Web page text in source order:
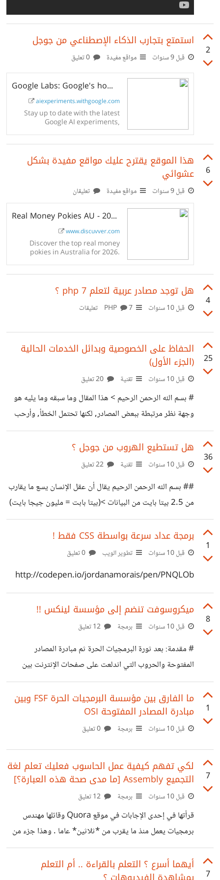
2
استمتع بتجارب الذكاء الإصطناعي من جوجل
قبل 9 سنوات مواقع مفيدة
Google Labs: Google's home for AI experiments
aiexperiments.withgoogle.com
Stay up to date with the latest
Google AI experiments,
innovative tools, and technology.
6
هذا الموقع يقترح عليك مواقع مفيدة بشكل
عشوائي
قبل 9 سنوات مواقع مفيدة تعليقان
Real Money Pokies AU - 2026 Top Casino Sites Ranked
www.discuvver.com
Discover the top real money
pokies in Australia for 2026.
Compare RTPs, bonuses,
4
هل توجد مصادر عربية لتعلم php 7 ؟
قبل 10 سنوات 7 تعليقات
25
الحفاظ على الخصوصية وبدائل الخدمات الحالية
(الجزء اﻷول)
قبل 10 سنوات تقنية
# بسم الله الرحمن الرحيم > هذا المقال وما سبقه وما يليه هو
وجهة نظر مرتبطة ببعض المصادر, لكنها تحتمل الخطأ, وأرحب
بالنقد البناء الذي يفيد القارئ في كل اﻷحوال . ## في الجزء
اﻷول ذكرنا مشكلة الخصوصية وبالتحديد مع استخدام خدمات
دعونا نتفق على بعض اﻷشياء : > من البديهيات أن البرمجيات
عموما تنقسم إلى نوعين : برمجيات مغلقة وبرمجيات مفتوحة
المصدر
36
هل تستطيع الهروب من جوجل ؟
قبل 10 سنوات تقنية
## بسم الله الرحمن الرحيم يقال أن عقل اﻹنسان يسع ما يقارب
من 2.5 بيتا بايت من البيانات >(بيتا بابت = مليون جيجا بايت)
تمتلك جوجل (تقريبا) 15000 بيتا بايت من البيانات , مخزنة
في مراكز بياناتها المتفرقة , أكثر من أي شركة أو منظمة أخرى .
هذه الصورة توضح تلك المقارنة :
على تلك البيانات كلها ؟؟ خدمات جوجل المختلفة تخزن كميات
هائلة من البيانات كل ثانية ... فموقع مثل يوتيوب التابع
1
برمجة عداد سرعة بواسطة CSS فقط !
قبل 10 سنوات تطوير الويب
http://codepen.io/jordanamorais/pen/PNQLOb
8
ميكروسوفت تنضم إلى مؤسسة لينكس !!
قبل 10 سنوات برمجة
# مقدمة: بعد ثورة البرمجيات الحرة ثم مبادرة المصادر
المفتوحة والحروب التي اندلعت على صفحات اﻹنترنت بين
مؤيد متعصب لحرية البرمجيات وبين معارض متعصب (يصفها
أحيانا بأنها مؤامرة شيوعية) ... تقل حدة التعصب تدريجيا مع
انضمام عدد أكبر من الشركات والمؤسسات واﻷفراد إلى تلك
الثورة التقنية مثل IBM و أمازون وجوجل وغيرها ..... من
أكثر من اﻷنظمة مفتوحة المصدر .. ثم أصدرت Bash في
ويندوز 10 قبل عدة أشهر ..
1
ما الفارق بين مؤسسة البرمجيات الحرة FSF وبين
مبادرة المصادر المفتوحة OSI
قبل 10 سنوات برمجة
7
لكي تفهم كيفية عمل الحاسوب فعليك تعلم لغة
التجميع Assembly [ما مدى صحة هذه العبارة؟]
قبل 10 سنوات برمجة
قرأتها في إحدى اﻹجابات في موقع Quora وقائلها مهندس
برمجيات يعمل منذ ما يقرب من *ثلاثين* عاما . وهذا جزء من
كلامه (حسبما أتذكر) : >هناك العديد من المبرمجين حديثي العهد
عندما أرى مشاريعهم أجد بعض اﻷخطاء والتي أرجع سببها لعدم
7
أيهما أسرع ؟ التعلم بالقراءة .. أم التعلم